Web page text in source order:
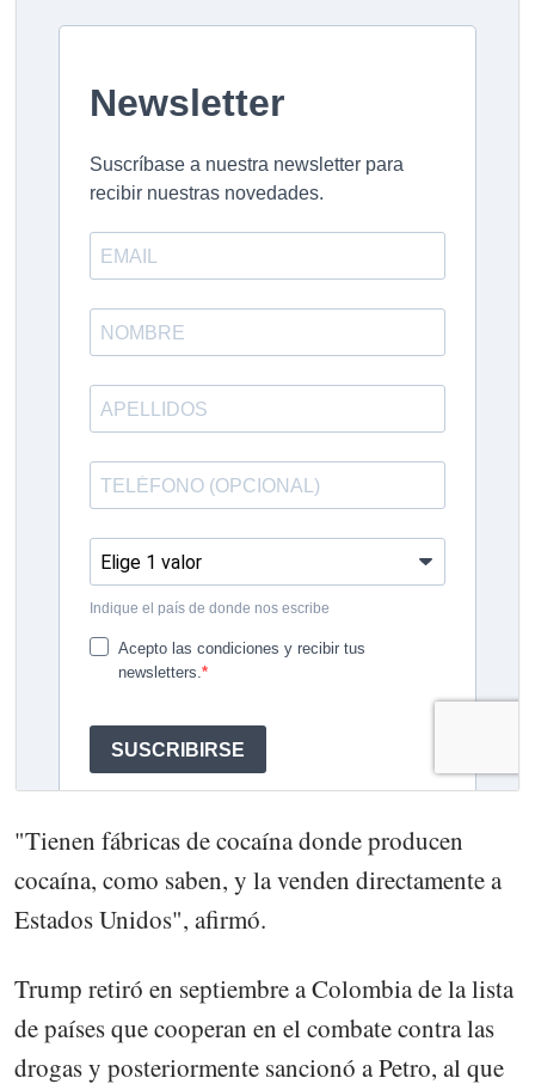
"Tienen fábricas de cocaína donde producen
cocaína, como saben, y la venden directamente a
Estados Unidos", afirmó.
Trump retiró en septiembre a Colombia de la lista
de países que cooperan en el combate contra las
drogas y posteriormente sancionó a Petro, al que